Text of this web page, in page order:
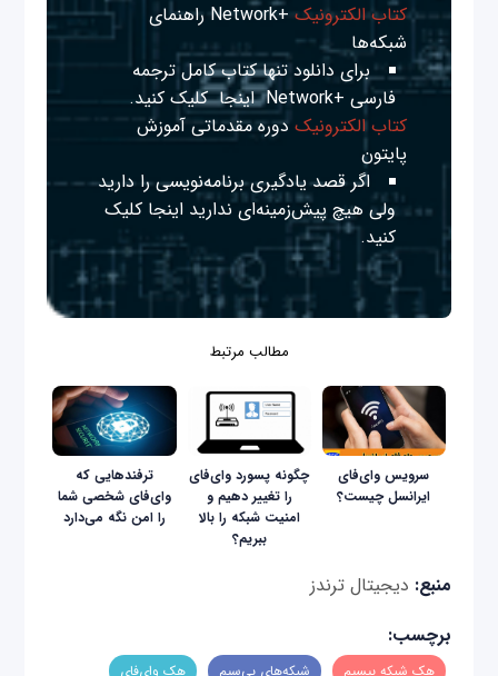
کتاب الکترونیک
+Network راهنمای
شبکه‌ها
برای دانلود تنها کتاب کامل ترجمه
فارسی +Network
اینجا کلیک کنید.
کتاب الکترونیک دوره مقدماتی آموزش
پایتون
اگر قصد یادگیری برنامه‌نویسی را دارید
ولی هیچ پیش‌زمینه‌ای نداریداینجا کلیک
کنید.
مطالب مرتبط
سرویس وای‌فای
ایرانسل چیست؟
چگونه پسورد وای‌فای
را تغییر دهیم و
امنیت شبکه را بالا
ببریم؟
ترفندهایی که
وای‌فای شخصی شما
را امن نگه می‌دارد
منبع: دیجیتال ترندز
برچسب:
هک شبکه بیسیم شبکه‌های بی‌سیم هک وای‌فای